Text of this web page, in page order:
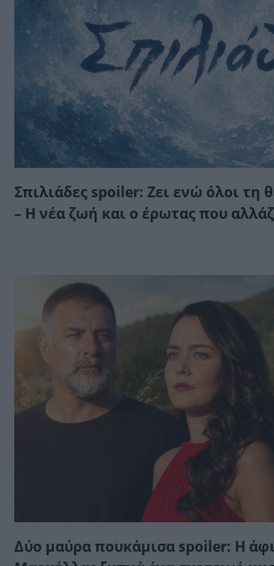
Σπιλιάδες spoiler: Ζει ενώ όλοι τη
– Η νέα ζωή και ο έρωτας που
Δύο μαύρα πουκάμισα spoiler: Η